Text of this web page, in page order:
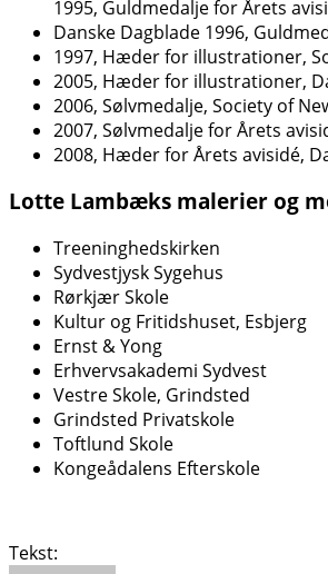
1995, Guldmedalje for Årets
Danske Dagblade 1996,
1997, Hæder for illustrationer,
2005, Hæder for illustrationer,
2006, Sølvmedalje, Society of
2007, Sølvmedalje for Årets
2008, Hæder for Årets avisidé,
Lotte Lambæks malerier og
Treeninghedskirken
Sydvestjysk Sygehus
Rørkjær Skole
Kultur og Fritidshuset, Esbjerg
Ernst & Yong
Erhvervsakademi Sydvest
Vestre Skole, Grindsted
Grindsted Privatskole
Toftlund Skole
Kongeådalens Efterskole
Tekst: